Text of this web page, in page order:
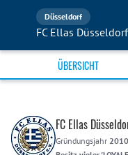
Düsseldorf
FC Ellas Düsseldorf
ÜBERSICHT
FC Ellas
Gründungsjahr 2010